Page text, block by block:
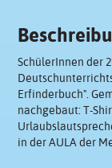
SchülerInnen der
Erfinderbuch".
nachgebaut: T-
in der AULA der